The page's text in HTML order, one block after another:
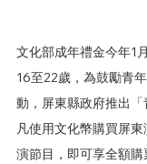
文化部成年禮金今年1
16至22歲，為鼓勵青
動，屏東縣政府推出「
凡使用文化幣購買屏
演節目，即可享全額